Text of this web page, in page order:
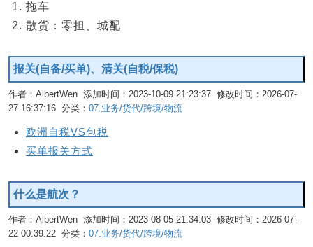
拖车
散货：零担、城配
报关(自备/买单)、清关(自税/保税)
作者：AlbertWen 添加时间：2023-10-09 21:23:37 修改时间：2026-07-
27 16:37:16 分类： 07.业务/货代/跨境/物流
欧洲自税VS包税
买单报关方式
什么是航次？
作者：AlbertWen 添加时间：2023-08-05 21:34:03 修改时间：2026-07-
22 00:39:22 分类： 07.业务/货代/跨境/物流